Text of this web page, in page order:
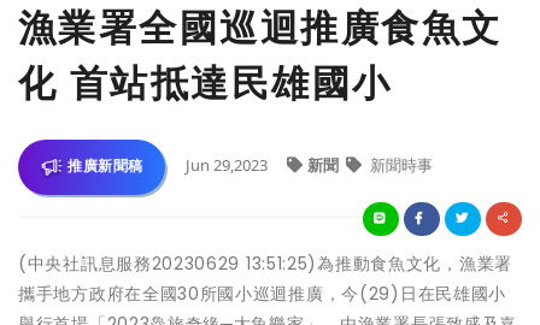
漁業署全國巡迴推廣食魚文
化 首站抵達民雄國小
推廣新聞稿 Jun 29,2023 新聞 新聞時事
(中央社訊息服務20230629 13:51:25)為推動食魚文化，漁業署
攜手地方政府在全國30所國小巡迴推廣，今(29)日在民雄國小